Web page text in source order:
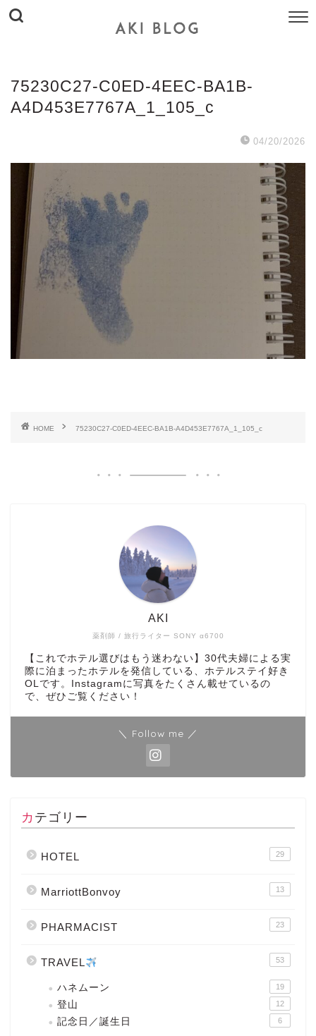
75230C27-C0ED-4EEC-BA1B-
A4D453E7767A_1_105_c
04/20/2026
HOME 75230C27-C0ED-4EEC-BA1B-A4D453E7767A_1_105_c
薬剤師 / 旅行ライター SONY α6700
AKI
【これでホテル選びはもう迷わない】30代夫婦による実
際に泊まったホテルを発信している、ホテルステイ好き
OLです。Instagramに写真をたくさん載せているの
で、ぜひご覧ください！
＼ Follow me ／
カテゴリー
HOTEL 29
MarriottBonvoy 13
PHARMACIST 23
TRAVEL 53
ハネムーン 19
登山 12
記念日／誕生日 6